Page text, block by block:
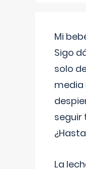
Mi
Sigo
solo
media
seguir
La